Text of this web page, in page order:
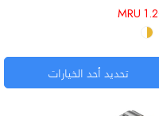
MRU
تحديد أحد الخيارات